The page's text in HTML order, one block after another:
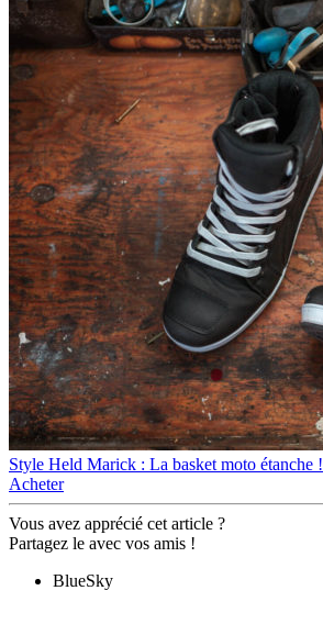
Style Held Marick : La basket moto étanche !
Acheter
Vous avez apprécié cet article ?
Partagez le avec vos amis !
BlueSky